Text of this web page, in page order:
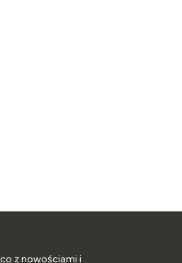
z nowościami i